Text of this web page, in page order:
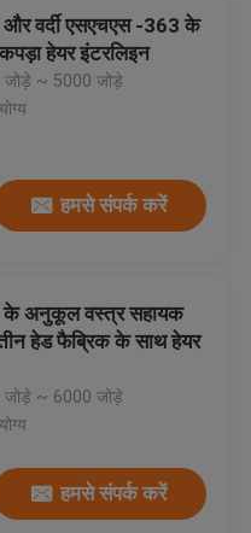
वर्दी एसएचएस -363 के
हेयर इंटरलिइन
जोड़े ~ 5000 जोड़े
हमसे संपर्क करें
के अनुकूल वस्त्र सहायक
हेड फैब्रिक के साथ हेयर
जोड़े ~ 6000 जोड़े
हमसे संपर्क करें